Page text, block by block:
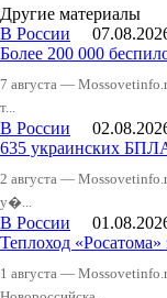
Другие материалы
В России
Более 200 000
7 августа —
т...
В России
635 украинских
2 августа —
у�...
В России
Теплоход «Росатома»
1 августа —